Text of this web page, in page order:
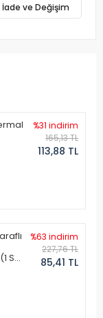
İade ve Değişim
%31 indirim
165,13 TL
113,88 TL
Set
%63 indirim
227,76 TL
85,41 TL